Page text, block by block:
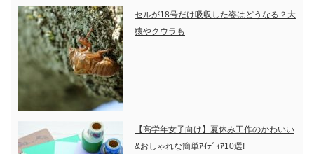
セルが18号だけ吸収した姿はどうなる？大
猿やクウラも
【高学年女子向け】夏休み工作のかわいい
&おしゃれな簡単ｱｲﾃﾞｨｱ10選!